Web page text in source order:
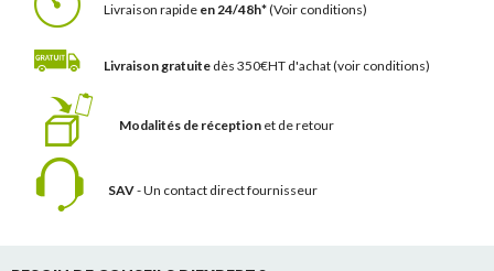
Livraison rapide en 24/48h*(Voir conditions)
Livraison gratuite dès 350€HT d'achat(voir conditions)
Modalités de réception et de retour
SAV- Un contact direct fournisseur